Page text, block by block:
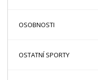
OSOBNOSTI
OSTATNÍ SPORTY